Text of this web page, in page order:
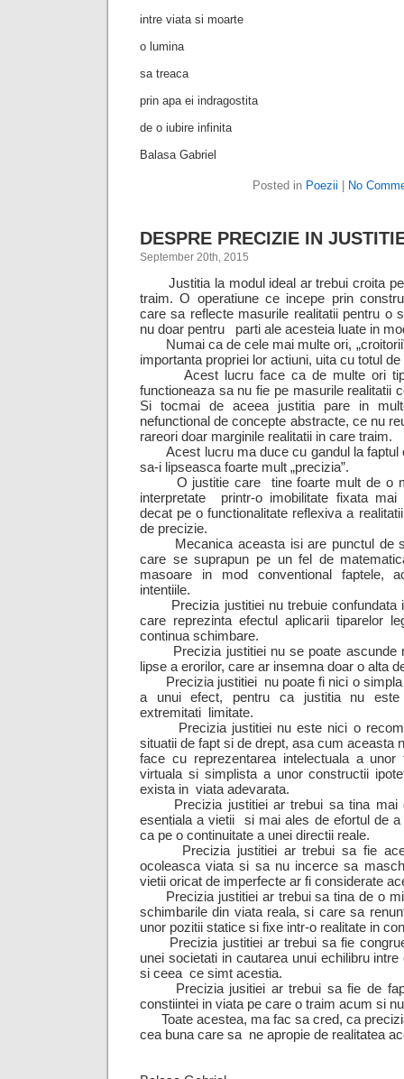
intre viata si moarte
o lumina
sa treaca
prin apa ei indragostita
de o iubire infinita
Balasa Gabriel
Posted in Poezii No
DESPRE PRECIZIE IN
September 20th, 2015
Justitia la modul ideal ar trebui croita pe
traim. O operatiune ce incepe prin
care sa reflecte masurile realitatii pentru o
nu doar pentru parti ale acesteia luate in
Numai ca de cele mai multe ori,
importanta propriei lor actiuni, uita cu totul
Acest lucru face ca de multe ori
functioneaza sa nu fie pe masurile realitatii
Si tocmai de aceea justitia pare in
nefunctional de concepte abstracte, ce nu
rareori doar marginile realitatii in care traim.
Acest lucru ma duce cu gandul la faptul
sa-i lipseasca foarte mult „precizia”.
O justitie care tine foarte mult de o
interpretate printr-o imobilitate fixata mai
decat pe o functionalitate reflexiva a
de precizie.
Mecanica aceasta isi are punctul de
care se suprapun pe un fel de
masoare in mod conventional faptele,
intentiile.
Precizia justitiei nu trebuie confundata
care reprezinta efectul aplicarii tiparelor
continua schimbare.
Precizia justitiei nu se poate ascunde
lipse a erorilor, care ar insemna doar o alta
Precizia justitiei nu poate fi nici o simpla
a unui efect, pentru ca justitia nu
extremitati limitate.
Precizia justitiei nu este nici o
situatii de fapt si de drept, asa cum aceasta
face cu reprezentarea intelectuala a
virtuala si simplista a unor constructii
exista in viata adevarata.
Precizia justitiei ar trebui sa tina mai
esentiala a vietii si mai ales de efortul de
ca pe o continuitate a unei directii reale.
Precizia justitiei ar trebui sa fie
ocoleasca viata si sa nu incerce sa
vietii oricat de imperfecte ar fi considerate
Precizia justitiei ar trebui sa tina de o
schimbarile din viata reala, si care sa
unor pozitii statice si fixe intr-o realitate in
Precizia justitiei ar trebui sa fie
unei societati in cautarea unui echilibru
si ceea ce simt acestia.
Precizia jusitiei ar trebui sa fie de
constiintei in viata pe care o traim acum si
Toate acestea, ma fac sa cred, ca
cea buna care sa ne apropie de realitatea